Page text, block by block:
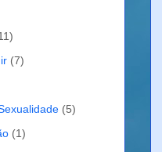
(7)
(5)
(1)